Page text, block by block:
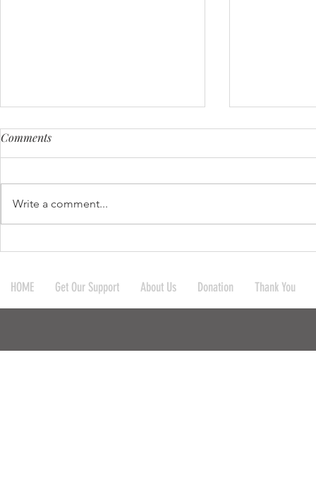
บริจาคผ้าห่มและมุ้งให้กับ
บ้านในละแวกใกล้เคียง ที่
อ.แม่สะเรียง จ.แม่ฮ่องสอ
บริจาคกระเ
สำนักสงฆ์
Comments
Write a comment...
HOME Get Our Support About Us Donation Thank You